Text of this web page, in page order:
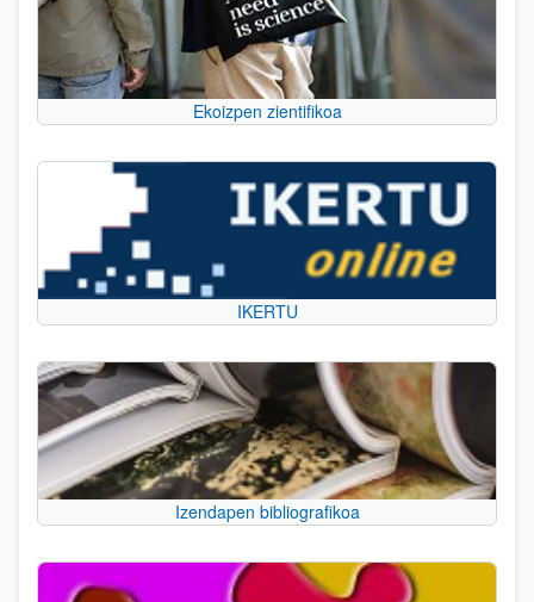
Ekoizpen zientifikoa
IKERTU
Izendapen bibliografikoa